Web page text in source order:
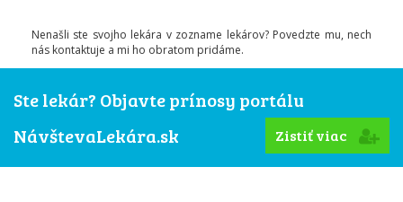
Nenašli ste svojho lekára v zozname lekárov? Povedzte mu, nech
nás kontaktuje a mi ho obratom pridáme.
Ste lekár? Objavte prínosy portálu
NávštevaLekára.sk
Zistiť viac